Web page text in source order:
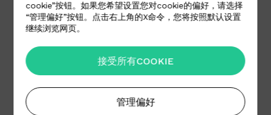
www.ibericatextil.com
cookie”按钮。如果您希望设置您对cookie的偏好，请选择
“管理偏好”按钮。点击右上角的X命令，您将按照默认设置
继续浏览网页。
接受所有COOKIE
管理偏好